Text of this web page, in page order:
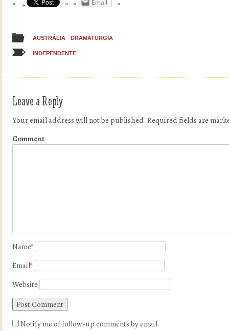
Email
AUSTRÁLIA DRAMATURGIA
INDEPENDENTE
Leave a Reply
Your email address will not be published. Required fields are
Comment
Name*
Email*
Website
Notify me of follow-up comments by email.